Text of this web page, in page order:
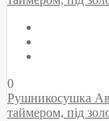
0
Рушникосушка
таймером, під